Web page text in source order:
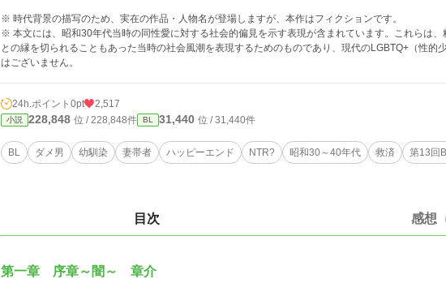
※ 時代背景の描写のため、実在の作品・人物名が登場しますが、本作はフィクションです。
※ 本文には、昭和30年代当時の同性愛に対する社会的偏見を示す表現が含まれています。これらは
との縁を切られることもあった当時の社会風潮を表現するためのものであり、現代のLGBTQ+（性的
はございません。
24h.ポイント 0pt 2,517
小説 228,848 位 / 228,848件 BL 31,440 位 / 31,440件
BL ダメ男 幼馴染 妻帯者 ハッピーエンド NTR? 昭和30～40年代 救済 第13回
目次 感想
第一章 序章～闇～ 章介